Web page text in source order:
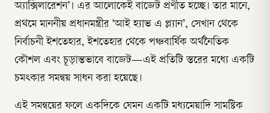
অ্যাক্সিলারেশন’। এর আলোকেই বাজেট প্রণীত হচ্ছে। তার মানে,
প্রথমে মাননীয় প্রধানমন্ত্রীর ‘আই হ্যাভ এ প্ল্যান’, সেখান থেকে
নির্বাচনী ইশতেহার, ইশতেহার থেকে পঞ্চবার্ষিক অর্থনৈতিক
কৌশল এবং চূড়ান্তভাবে বাজেট—এই প্রতিটি স্তরের মধ্যে একটি
চমৎকার সমন্বয় সাধন করা হয়েছে।
এই সমন্বয়ের ফলে একদিকে যেমন একটি মধ্যমেয়াদি সামষ্টিক